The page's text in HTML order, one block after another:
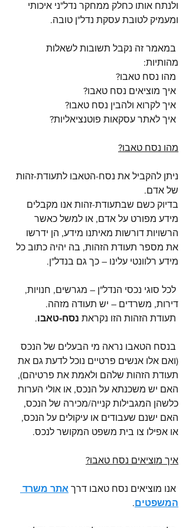
ולנתח אותו כחלק ממחקר נדל"ני איכותי
ומעמיק לטובת עסקת נדל"ן טובה.
במאמר זה נקבל תשובות לשאלות
מהותיות:
מהו נסח טאבו?
ניתן להקביל את נסח-הטאבו לתעודת-זהות
של אדם.
בדיוק כשם שבתעודת-זהות אנו מקבלים
מידע מפורט על אדם, או למשל כאשר
הרשויות דורשות מאיתנו מידע, הן ידרשו
את מספר תעודת הזהות, בה יהיה כתוב כל
מידע רלוונטי עלינו – כך גם בנדל"ן.
לכל סוגי נכסי הנדל"ן – מגרשים, חנויות,
דירות, משרדים – יש תעודה מזהה.
נסח-טאבו.
בנסח הטאבו נראה מי הבעלים של הנכס
(ואם אלו אנשים פרטיים נוכל לדעת גם את
תעודת הזהות שלהם ולאמת את פרטיהם),
האם יש משכנתא על הנכס, או אולי הערות
כלשהן המגבילות קנייה/מכירה של הנכס,
האם ישנם שעבודים או עיקולים על הנכס,
או אפילו צו בית משפט המקושר לנכס.
איך מוציאים נסח טאבו?
אתר משרד
המשפטים.